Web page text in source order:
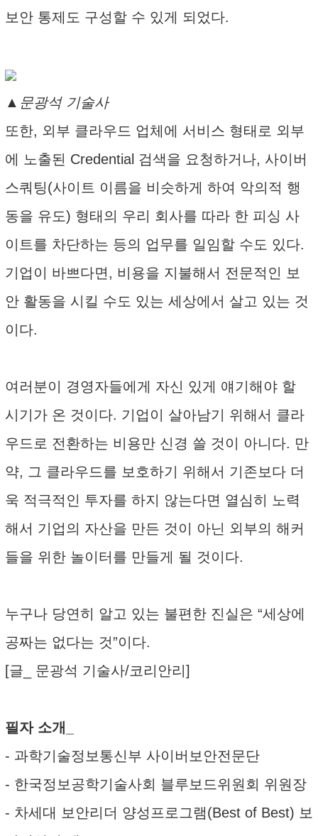
보안 통제도 구성할 수 있게 되었다.
▲문광석 기술사
또한, 외부 클라우드 업체에 서비스 형태로 외부
에 노출된 Credential 검색을 요청하거나, 사이버
스쿼팅(사이트 이름을 비슷하게 하여 악의적 행
동을 유도) 형태의 우리 회사를 따라 한 피싱 사
이트를 차단하는 등의 업무를 일임할 수도 있다.
기업이 바쁘다면, 비용을 지불해서 전문적인 보
안 활동을 시킬 수도 있는 세상에서 살고 있는 것
이다.
여러분이 경영자들에게 자신 있게 얘기해야 할
시기가 온 것이다. 기업이 살아남기 위해서 클라
우드로 전환하는 비용만 신경 쓸 것이 아니다. 만
약, 그 클라우드를 보호하기 위해서 기존보다 더
욱 적극적인 투자를 하지 않는다면 열심히 노력
해서 기업의 자산을 만든 것이 아닌 외부의 해커
들을 위한 놀이터를 만들게 될 것이다.
누구나 당연히 알고 있는 불편한 진실은 “세상에
공짜는 없다는 것”이다.
[글_ 문광석 기술사/코리안리]
필자 소개_
- 과학기술정보통신부 사이버보안전문단
- 한국정보공학기술사회 블루보드위원회 위원장
- 차세대 보안리더 양성프로그램(Best of Best) 보